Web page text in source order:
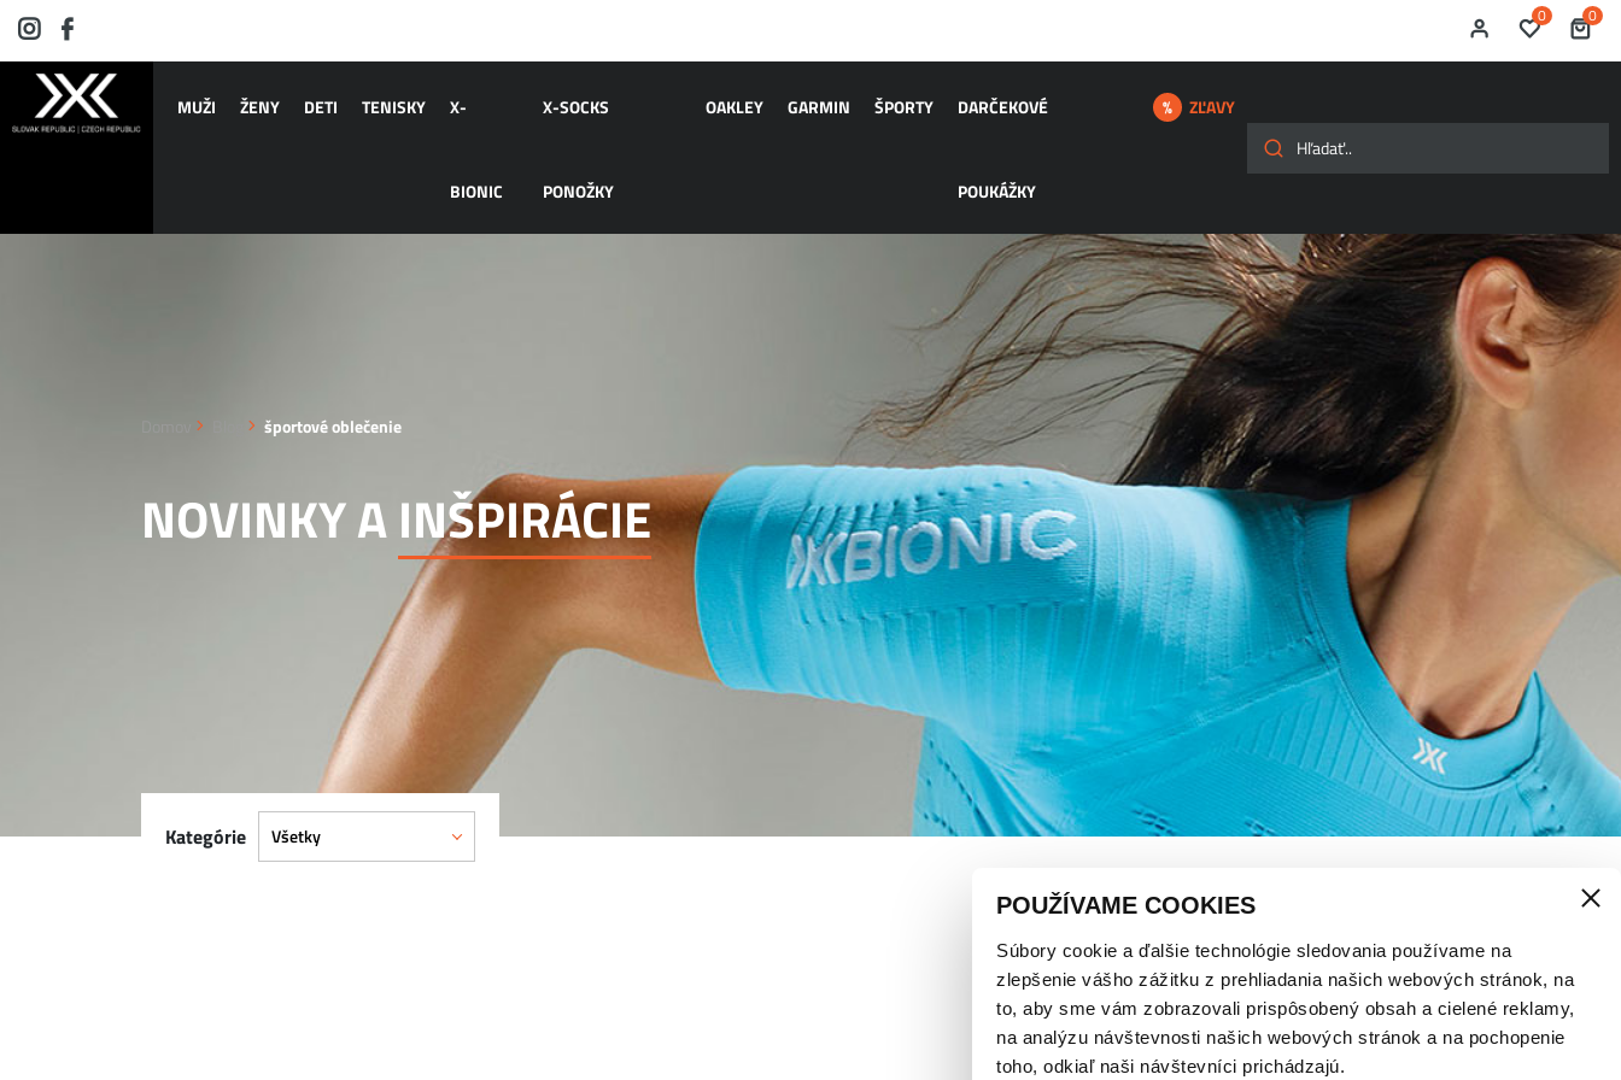
POUŽÍVAME COOKIES
Súbory cookie a ďalšie technológie sledovania používame na
zlepšenie vášho zážitku z prehliadania našich webových stránok, na
to, aby sme vám zobrazovali prispôsobený obsah a cielené reklamy,
na analýzu návštevnosti našich webových stránok a na pochopenie
toho, odkiaľ naši návštevníci prichádzajú.
0 0
MUŽI ŽENY DETI TENISKY X-
BIONIC
X-SOCKS
PONOŽKY
OAKLEY GARMIN ŠPORTY DARČEKOVÉ
POUKÁŽKY
ZĽAVY
športové oblečenie
NOVINKY AINŠPIRÁCIE
Kategórie Všetky